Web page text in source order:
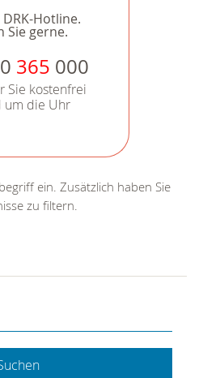
Hotline.
Sie gerne.
365 000
Sie kostenfrei
um die Uhr
ein. Zusätzlich haben Sie
zu filtern.